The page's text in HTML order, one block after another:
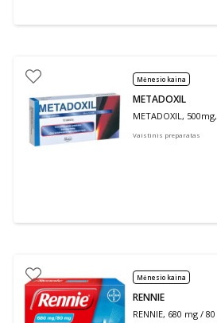
Mėnesio kaina
METADOXIL
METADOXIL,
Vaistinis preparatas
Mėnesio kaina
RENNIE
RENNIE, 680 mg /